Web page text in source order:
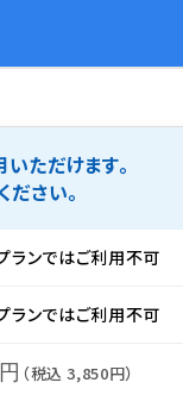
ただけます。
さい。
ランではご利用不可
ランではご利用不可
（税込 3,850円）